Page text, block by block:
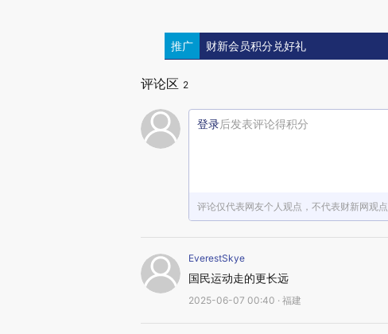
推广 财新会员积分兑好礼
评论区 2
登录后发表评论得积分
评论仅代表网友个人观点，不代表财新网观点
EverestSkye
国民运动走的更长远
2025-06-07 00:40 · 福建